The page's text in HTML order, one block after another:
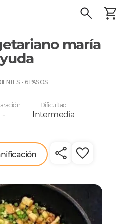
maría
• 6 PASOS
-
Dificultad
Intermedia